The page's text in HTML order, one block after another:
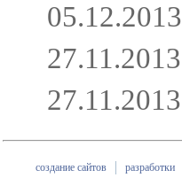
05.12.2013
27.11.2013
27.11.2013
создание сайтов разработки